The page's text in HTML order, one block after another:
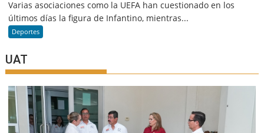
Varias asociaciones como la UEFA han cuestionado en los
últimos días la figura de Infantino, mientras...
Deportes
UAT